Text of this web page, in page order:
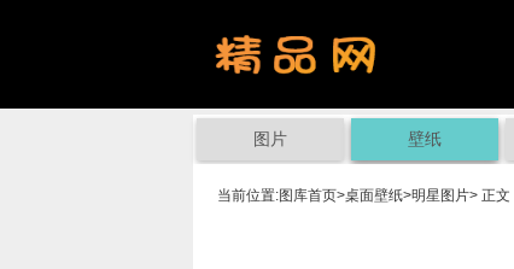
图片 壁纸
当前位置:图库首页>桌面壁纸>明星图片> 正文